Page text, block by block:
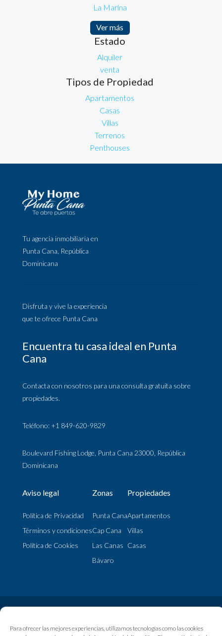
Para ofrecer las mejores experiencias, utilizamos tecnologías como las cookies
La Marina
Ver más
Estado
Alquiler
venta
Tipos de Propiedad
Apartamentos
Casas
Villas
Terrenos
Penthouses
Tu agencia inmobiliaria en
Punta Cana, República
Dominicana
Disfruta y vive la experiencia
que te ofrece Punta Cana
Encuentra tu casa ideal en Punta
Cana
Contacta con nosotros para una consulta gratuita sobre
propiedades.
Teléfono: +1 849-620-9829
Boulevard Fishing Lodge, Punta Cana 23000, República
Dominicana
Aviso legal
Política de Privacidad
Términos y condiciones
Política de Cookies
Zonas
Punta Cana
Cap Cana
Las Canas
Bávaro
Propiedades
Apartamentos
Villas
Casas
© My Home Punta Cana | 2024 Todos los Derechos Reservados